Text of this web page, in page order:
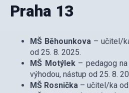
Praha 13
MŠ Běhounkova – učitel/
od 25. 8. 2025.
MŠ Motýlek– pedagog na
výhodou, nástup od 25. 8.
MŠ Rosnička – učitel/ka od